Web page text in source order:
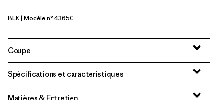
Black
BLK| Modèle n° 43650
Coupe
Spécifications et caractéristiques
Matières & Entretien